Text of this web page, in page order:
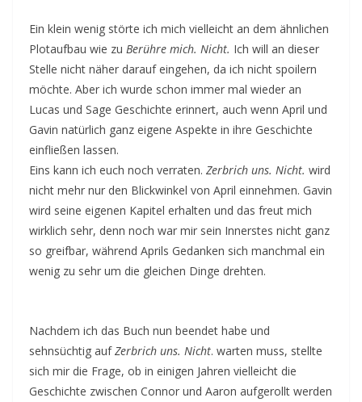
Ein klein wenig störte ich mich vielleicht an dem ähnlichen
Plotaufbau wie zu Berühre mich. Nicht. Ich will an dieser
Stelle nicht näher darauf eingehen, da ich nicht spoilern
möchte. Aber ich wurde schon immer mal wieder an
Lucas und Sage Geschichte erinnert, auch wenn April und
Gavin natürlich ganz eigene Aspekte in ihre Geschichte
einfließen lassen.
Eins kann ich euch noch verraten. Zerbrich uns. Nicht. wird
nicht mehr nur den Blickwinkel von April einnehmen. Gavin
wird seine eigenen Kapitel erhalten und das freut mich
wirklich sehr, denn noch war mir sein Innerstes nicht ganz
so greifbar, während Aprils Gedanken sich manchmal ein
wenig zu sehr um die gleichen Dinge drehten.
Nachdem ich das Buch nun beendet habe und
sehnsüchtig aufZerbrich uns. Nicht. warten muss, stellte
sich mir die Frage, ob in einigen Jahren vielleicht die
Geschichte zwischen Connor und Aaron aufgerollt werden